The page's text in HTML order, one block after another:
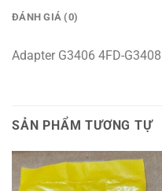
ĐÁNH GIÁ (0)
Adapter G3406 4FD-
SẢN PHẨM TƯƠNG TỰ